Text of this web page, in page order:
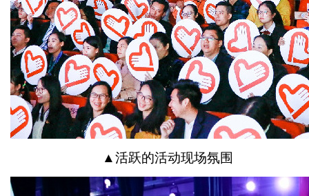
▲活跃的活动现场氛围